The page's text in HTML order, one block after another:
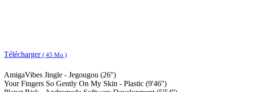
Télécharger ( 45 Mo )
AmigaVibes Jingle - Jegougou (26'')
Your Fingers So Gently On My Skin - Plastic (9'46'')